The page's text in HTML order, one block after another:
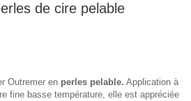
de cire pelable
Outremer en perles pelable. Application à
fine basse température, elle est appréciée